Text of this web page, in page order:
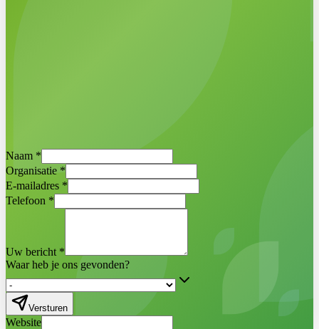
Naam *
Organisatie *
E-mailadres *
Telefoon *
Uw bericht *
Waar heb je ons gevonden?
Versturen
Website